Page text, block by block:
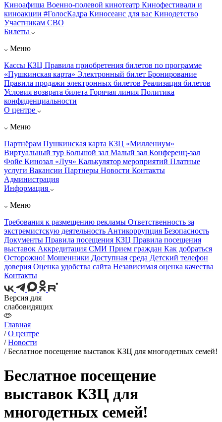
Киноафиша Военно-полевой кинотеатр Кинофестивали и
киноакции #ГолосКадра Киносеанс для вас Кинодетство
Участникам СВО
Билеты
Меню
Кассы КЗЦ Правила приобретения билетов по программе
«Пушкинская карта» Электронный билет Бронирование
Правила продажи электронных билетов Реализация билетов
Условия возврата билета Горячая линия Политика
конфиденциальности
О центре
Меню
Партнёрам Пушкинская карта КЗЦ «Миллениум»
Виртуальный тур Большой зал Малый зал Конференц-зал
Фойе Кинозал «Луч» Калькулятор мероприятий Платные
услуги Вакансии Партнеры Новости Контакты
Администрация
Информация
Меню
Требования к размещению рекламы Ответственность за
экстремистскую деятельность Антикоррупция Безопасность
Документы Правила посещения КЗЦ Правила посещения
выставок Аккредитация СМИ Прием граждан Как добраться
Осторожно! Мошенники Доступная среда Детский телефон
доверия Оценка удобства сайта Независимая оценка качества
Контакты
Версия для
слабовидящих
Главная
/О центре
/Новости
/Беслатное посещение выставок КЗЦ для многодетных семей!
Беслатное посещение
выставок КЗЦ для
многодетных семей!